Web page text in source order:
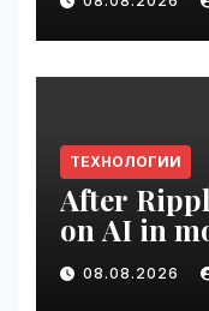
ТЕХНОЛОГИИ
After
on AI in
employee
08.08.2026